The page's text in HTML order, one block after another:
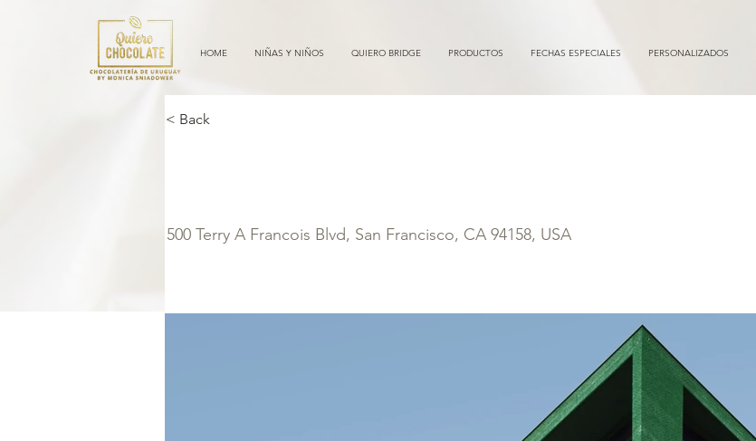
HOME NIÑAS Y NIÑOS QUIERO BRIDGE PRODUCTOS FECHAS ESPECIALES PERSONALIZADOS
< Back
500 Terry A Francois Blvd, San Francisco, CA 94158, USA